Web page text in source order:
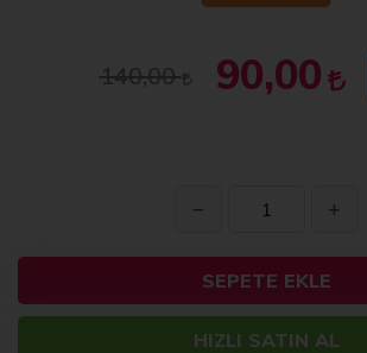
140,00 90,00
SEPETE EKLE
HIZLI SATIN AL